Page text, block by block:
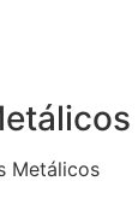
Metálicos